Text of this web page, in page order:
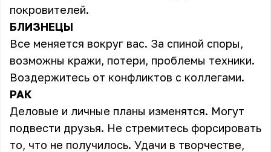
покровителей.
БЛИЗНЕЦЫ
Все меняется вокруг вас. За спиной споры,
возможны кражи, потери, проблемы техники.
Воздержитесь от конфликтов с коллегами.
РАК
Деловые и личные планы изменятся. Могут
подвести друзья. Не стремитесь форсировать
то, что не получилось. Удачи в творчестве,